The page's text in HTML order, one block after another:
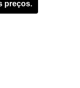
preços.